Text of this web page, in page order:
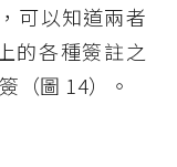
可以知道兩者
的各種簽註之
（圖 14）。